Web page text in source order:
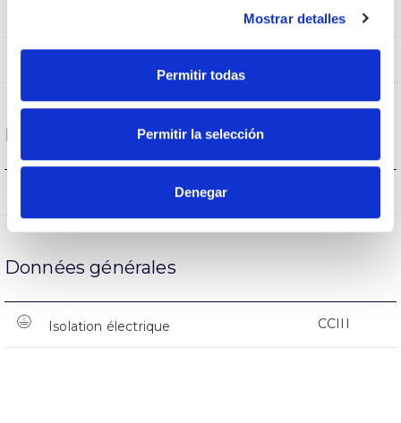
Mostrar detalles
Permitir todas
Permitir la selección
Denegar
(L70B50>)50.000h
Protections
Données générales
Isolation électrique CCIII